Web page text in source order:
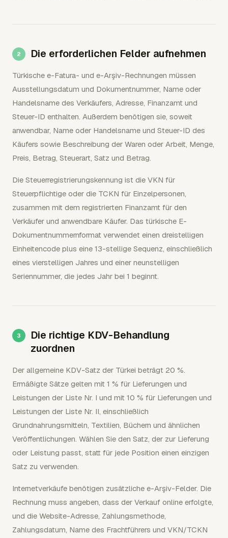
Die erforderlichen Felder aufnehmen
Türkische e-Fatura- und e-Arşiv-Rechnungen müssen
Ausstellungsdatum und Dokumentnummer, Name oder
Handelsname des Verkäufers, Adresse, Finanzamt und
Steuer-ID enthalten. Außerdem benötigen sie, soweit
anwendbar, Name oder Handelsname und Steuer-ID des
Käufers sowie Beschreibung der Waren oder Arbeit, Menge,
Preis, Betrag, Steuerart, Satz und Betrag.
Die Steuerregistrierungskennung ist die VKN für
Steuerpflichtige oder die TCKN für Einzelpersonen,
zusammen mit dem registrierten Finanzamt für den
Verkäufer und anwendbare Käufer. Das türkische E-
Dokumentnummernformat verwendet einen dreistelligen
Einheitencode plus eine 13-stellige Sequenz, einschließlich
eines vierstelligen Jahres und einer neunstelligen
Seriennummer, die jedes Jahr bei 1 beginnt.
Die richtige KDV-Behandlung
zuordnen
Der allgemeine KDV-Satz der Türkei beträgt 20 %.
Ermäßigte Sätze gelten mit 1 % für Lieferungen und
Leistungen der Liste Nr. I und mit 10 % für Lieferungen und
Leistungen der Liste Nr. II, einschließlich
Grundnahrungsmitteln, Textilien, Büchern und ähnlichen
Veröffentlichungen. Wählen Sie den Satz, der zur Lieferung
oder Leistung passt, statt für jede Position einen einzigen
Satz zu verwenden.
Internetverkäufe benötigen zusätzliche e-Arşiv-Felder. Die
Rechnung muss angeben, dass der Verkauf online erfolgte,
und die Website-Adresse, Zahlungsmethode,
Zahlungsdatum, Name des Frachtführers und VKN/TCKN